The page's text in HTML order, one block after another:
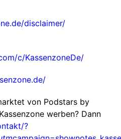
disclaimer/
c/KassenzoneDe/
von Podstars by
werben? Dann
?